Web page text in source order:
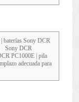
baterías Sony DCR
Sony DCR
PC1000E | pila
adecuada para